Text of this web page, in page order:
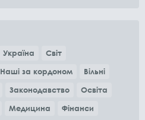
Україна
Світ
Наші за кордоном
Вільні
Законодавство
Освіта
Медицина Фінанси